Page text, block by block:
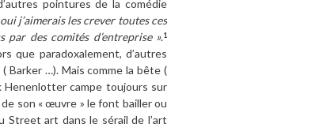
pointures de la comédie
j’aimerais les crever toutes ces
par des comités d’entreprise ».1
que paradoxalement, d’autres
Barker …). Mais comme la bête (
Henenlotter campe toujours sur
son « œuvre » le font bailler ou
art dans le sérail de l’art